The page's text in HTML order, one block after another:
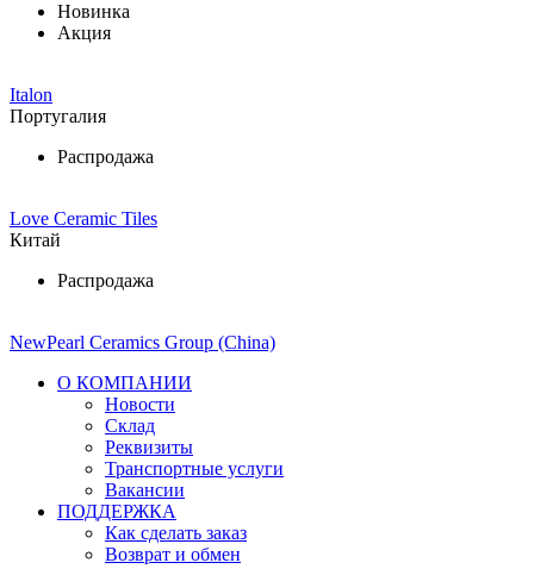
Новинка
Акция
Italon
Португалия
Распродажа
Love Ceramic Tiles
Китай
Распродажа
NewPearl Ceramics Group (China)
О КОМПАНИИ
Новости
Склад
Реквизиты
Транспортные услуги
Вакансии
ПОДДЕРЖКА
Как сделать заказ
Возврат и обмен